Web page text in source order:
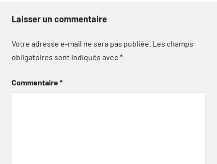
Laisser un commentaire
Votre adresse e-mail ne sera pas publiée. Les champs
obligatoires sont indiqués avec*
Commentaire*